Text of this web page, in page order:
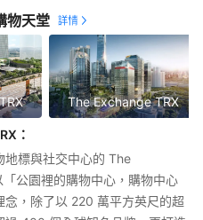
物天堂
The Exchange TRX
：
地標與社交中心的 The
公園裡的購物中心，購物中心
念，除了以 220 萬平方英尺的超